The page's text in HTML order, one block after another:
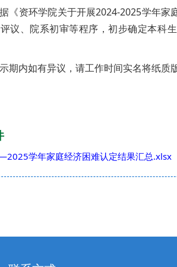
《资环学院关于开展2024-2025学年家
议、院系初审等程序，初步确定本科
期内如有异议，请工作时间实名将纸质
学年家庭经济困难认定结果汇总.xlsx